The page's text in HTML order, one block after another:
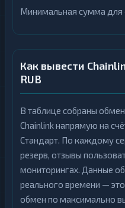
Минимальная сумма для
Как вывести
RUB
В таблице собраны
Chainlink напрямую на
Стандарт. По каждому
резерв, отзывы
мониторингах. Данные
реального времени —
обмен по максимально